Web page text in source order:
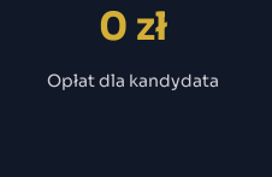
0 zł
Opłat dla kandydata